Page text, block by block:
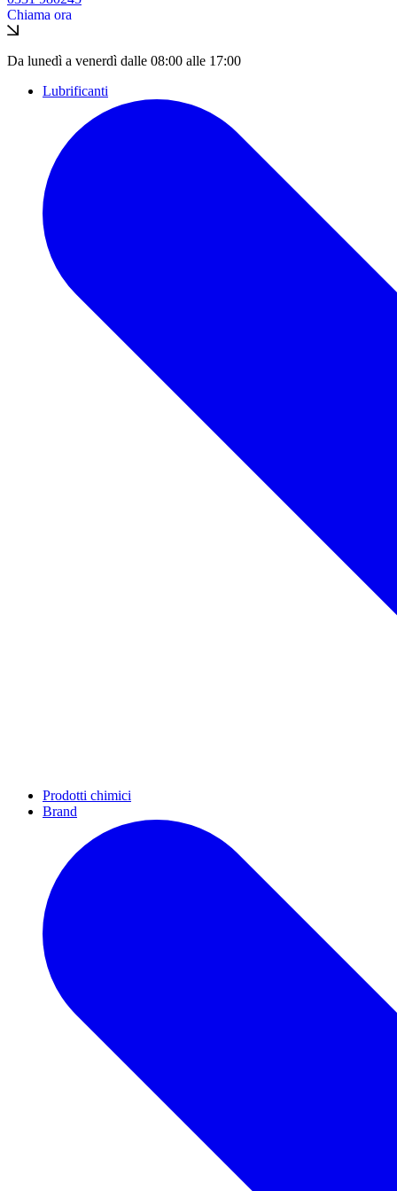
Chiama ora
Da lunedì a venerdì dalle 08:00 alle 17:00
Lubrificanti
Prodotti chimici
Brand